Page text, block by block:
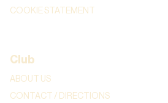
COOKIE STATEMENT
Club
ABOUT US
CONTACT / DIRECTIONS